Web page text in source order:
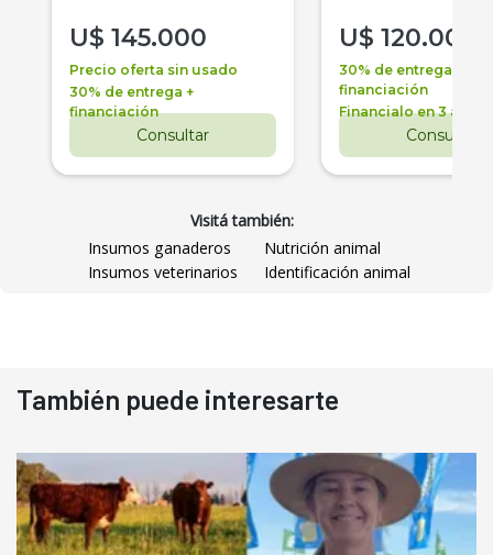
U$ 145.000
Precio oferta sin usado
30% de entrega +
financiación
Consultar
U$ 120.000
30% de entrega +
financiación
Financialo en 3 años
Consultar
Visitá también:
Insumos ganaderos
Nutrición animal
Insumos veterinarios
Identificación animal
También puede interesarte